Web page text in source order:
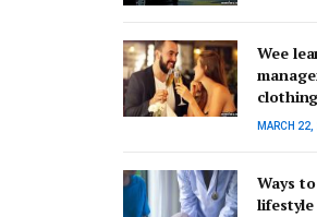
Wee
clothing
MARCH 22,
Ways
lifestyle